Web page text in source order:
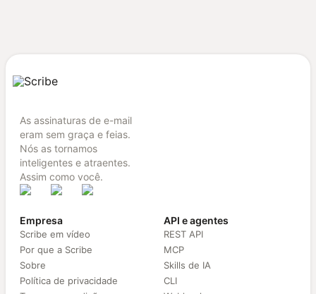
As assinaturas de e-mail
eram sem graça e feias.
Nós as tornamos
inteligentes e atraentes.
Assim como você.
Empresa
Scribe em vídeo
Por que a Scribe
Sobre
Política de privacidade
API e agentes
REST API
MCP
Skills de IA
CLI